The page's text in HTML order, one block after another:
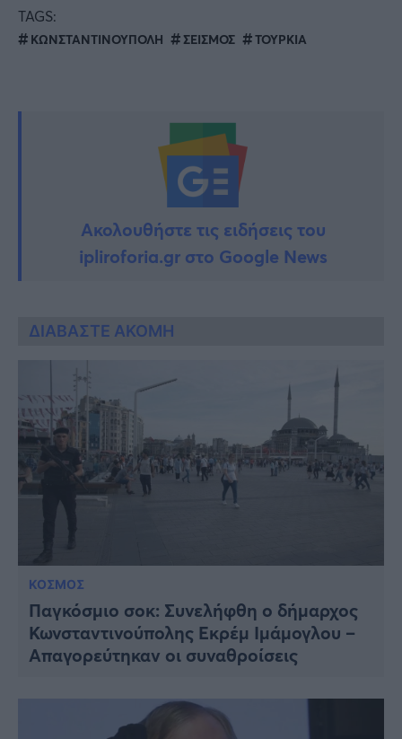
TAGS:
ΚΩΝΣΤΑΝΤΙΝΟΥΠΟΛΗ ΣΕΙΣΜΟΣ ΤΟΥΡΚΙΑ
Ακολουθήστε τις ειδήσεις του
ipliroforia.gr στο Google News
ΔΙΑΒΑΣΤΕ ΑΚΟΜΗ
ΚΟΣΜΟΣ
Παγκόσμιο σοκ: Συνελήφθη ο δήμαρχος
Κωνσταντινούπολης Εκρέμ Ιμάμογλου –
Απαγορεύτηκαν οι συναθροίσεις